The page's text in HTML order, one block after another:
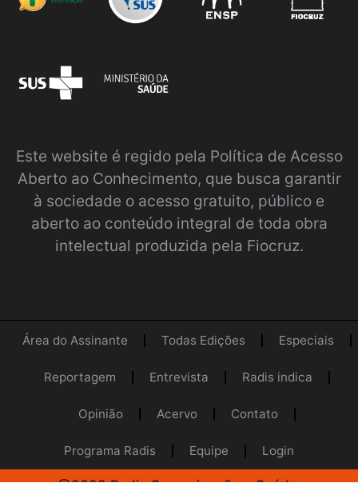
Este website é regido pela Política de Acesso
Aberto ao Conhecimento, que busca garantir
à sociedade o acesso gratuito, público e
aberto ao conteúdo integral de toda obra
intelectual produzida pela Fiocruz.
Área do Assinante Todas Edições Especiais
Reportagem Entrevista Radis indica
Opinião Acervo Contato
Programa Radis Equipe Login